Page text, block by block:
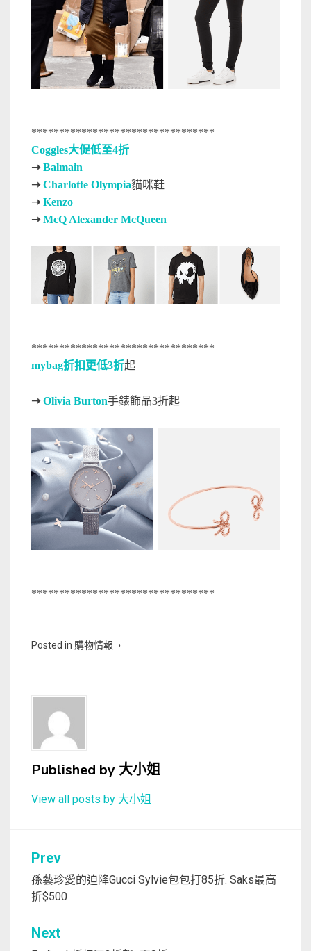
*********************************
Coggles大促低至4折
➝Balmain
➝Charlotte Olympia貓咪鞋
➝Kenzo
➝McQ Alexander McQueen
*********************************
mybag折扣更低3折起
➝Olivia Burton手錶飾品3折起
*********************************
Posted in 購物情報
Published by大小姐
View all posts by 大小姐
文
章
導
覽
Prev
孫藝珍愛的迫降Gucci Sylvie包包打85折. Saks最高
折$500
Next